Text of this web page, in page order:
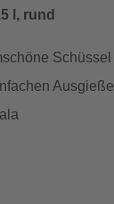
l, rund
Schüssel